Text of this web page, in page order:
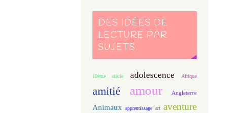
DES IDÉES DE
LECTURE PAR
SUJETS
19ème siècle adolescence Afrique
amitié amour Angleterre
Animaux apprentissage art aventure